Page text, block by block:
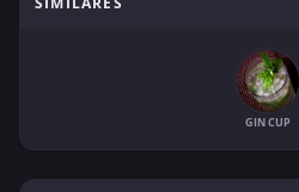
GIN CUP